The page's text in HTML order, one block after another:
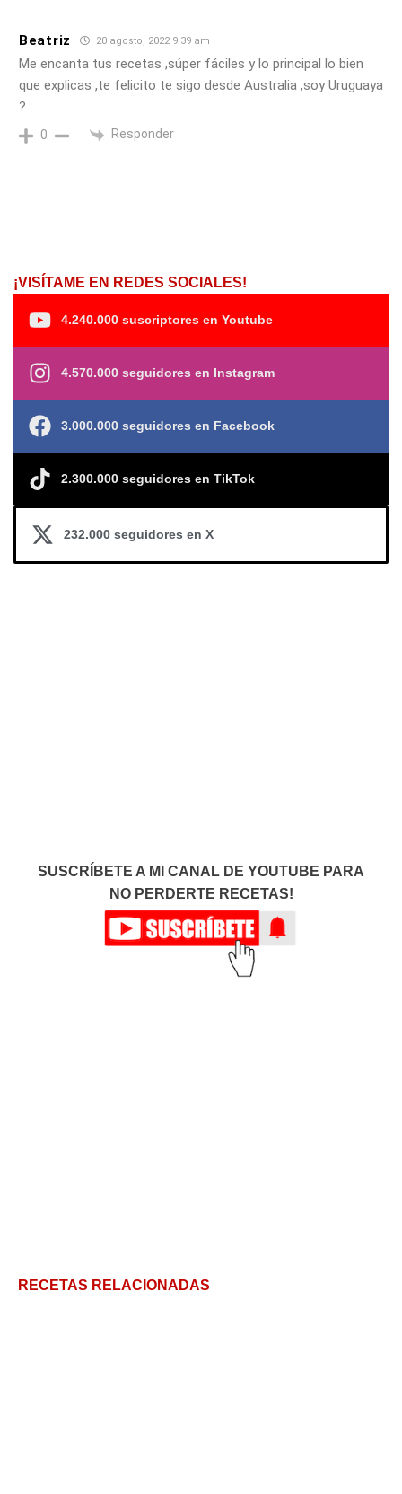
Beatriz 20 agosto, 2022 9:39 am
Me encanta tus recetas ,súper fáciles y lo principal lo bien
que explicas ,te felicito te sigo desde Australia ,soy Uruguaya
?
0 Responder
¡VISÍTAME EN REDES SOCIALES!
4.240.000 suscriptores en Youtube
4.570.000 seguidores en Instagram
3.000.000 seguidores en Facebook
2.300.000 seguidores en TikTok
232.000 seguidores en X
SUSCRÍBETE A MI CANAL DE YOUTUBE PARA
NO PERDERTE RECETAS!
RECETAS RELACIONADAS